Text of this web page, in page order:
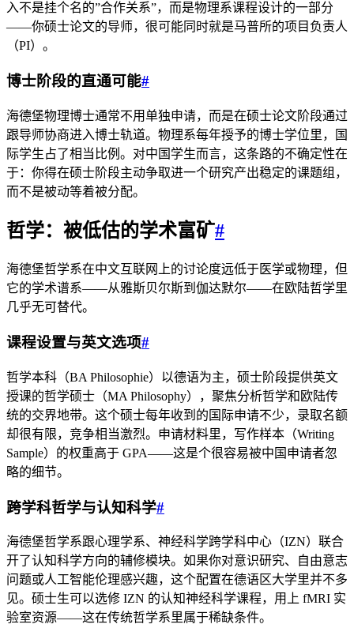
入不是挂个名的”合作关系”，而是物理系课程设计的一部分
——你硕士论文的导师，很可能同时就是马普所的项目负责人
（PI）。
博士阶段的直通可能#
海德堡物理博士通常不用单独申请，而是在硕士论文阶段通过
跟导师协商进入博士轨道。物理系每年授予的博士学位里，国
际学生占了相当比例。对中国学生而言，这条路的不确定性在
于：你得在硕士阶段主动争取进一个研究产出稳定的课题组，
而不是被动等着被分配。
哲学：被低估的学术富矿#
海德堡哲学系在中文互联网上的讨论度远低于医学或物理，但
它的学术谱系——从雅斯贝尔斯到伽达默尔——在欧陆哲学里
几乎无可替代。
课程设置与英文选项#
哲学本科（BA Philosophie）以德语为主，硕士阶段提供英文
授课的哲学硕士（MA Philosophy），聚焦分析哲学和欧陆传
统的交界地带。这个硕士每年收到的国际申请不少，录取名额
却很有限，竞争相当激烈。申请材料里，写作样本（Writing
Sample）的权重高于 GPA——这是个很容易被中国申请者忽
略的细节。
跨学科哲学与认知科学#
海德堡哲学系跟心理学系、神经科学跨学科中心（IZN）联合
开了认知科学方向的辅修模块。如果你对意识研究、自由意志
问题或人工智能伦理感兴趣，这个配置在德语区大学里并不多
见。硕士生可以选修 IZN 的认知神经科学课程，用上 fMRI 实
验室资源——这在传统哲学系里属于稀缺条件。